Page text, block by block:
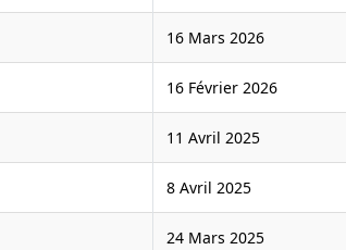
16 Mars 2026
16 Février 2026
11 Avril 2025
8 Avril 2025
24 Mars 2025